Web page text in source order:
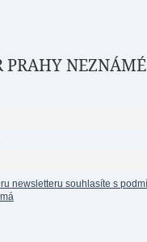
PRAHY NEZNÁMÉ
newsletteru souhlasíte s